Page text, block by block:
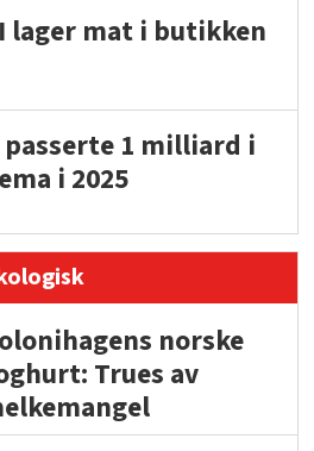
lager mat i butikken
passerte 1 milliard i
i 2025
norske
Trues av